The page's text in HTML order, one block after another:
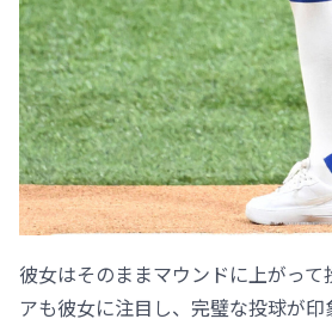
彼女はそのままマウンドに上がって
アも彼女に注目し、完璧な投球が印